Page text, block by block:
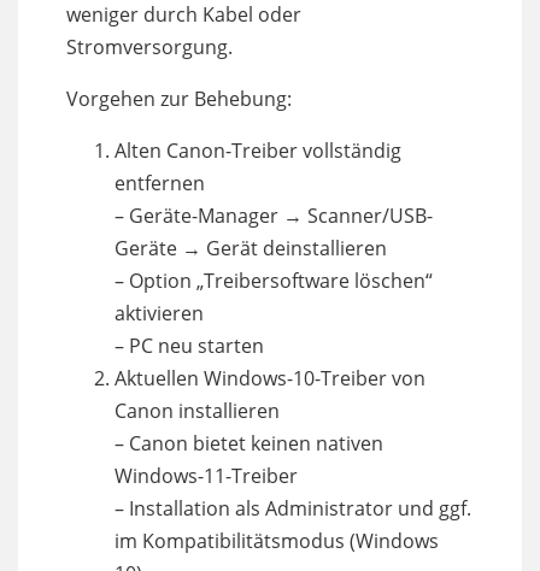
weniger durch Kabel oder
Stromversorgung.
Vorgehen zur Behebung:
Alten Canon-Treiber vollständig
entfernen
– Geräte-Manager → Scanner/USB-
Geräte → Gerät deinstallieren
– Option „Treibersoftware löschen“
aktivieren
– PC neu starten
Aktuellen Windows-10-Treiber von
Canon installieren
– Canon bietet keinen nativen
Windows-11-Treiber
– Installation als Administrator und ggf.
im Kompatibilitätsmodus (Windows